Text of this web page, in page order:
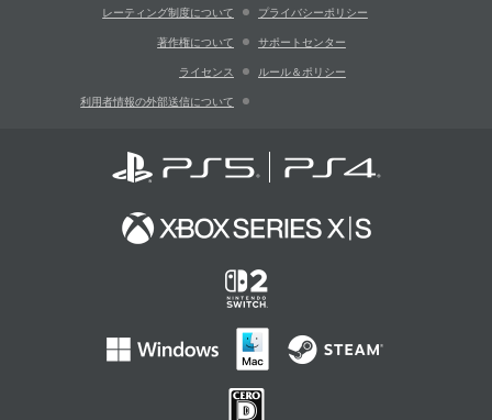
レーティング制度について プライバシーポリシー
著作権について サポートセンター
ライセンス ルール＆ポリシー
利用者情報の外部送信について